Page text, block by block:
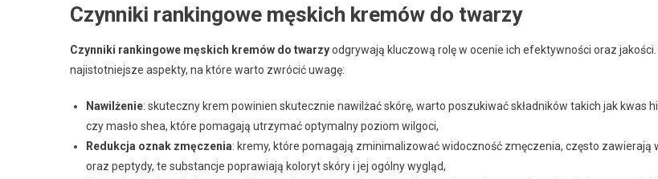
Czynniki rankingowe męskich kremów do twarzy
Czynniki rankingowe męskich kremów do twarzyodgrywają kluczową rolę w ocenie ich efektywności oraz jakości.
najistotniejsze aspekty, na które warto zwrócić uwagę:
Nawilżenie: skuteczny krem powinien skutecznie nawilżać skórę, warto poszukiwać składników takich jak kwas
czy masło shea, które pomagają utrzymać optymalny poziom wilgoci,
Redukcja oznak zmęczenia: kremy, które pomagają zminimalizować widoczność zmęczenia, często zawierają
oraz peptydy, te substancje poprawiają koloryt skóry i jej ogólny wygląd,